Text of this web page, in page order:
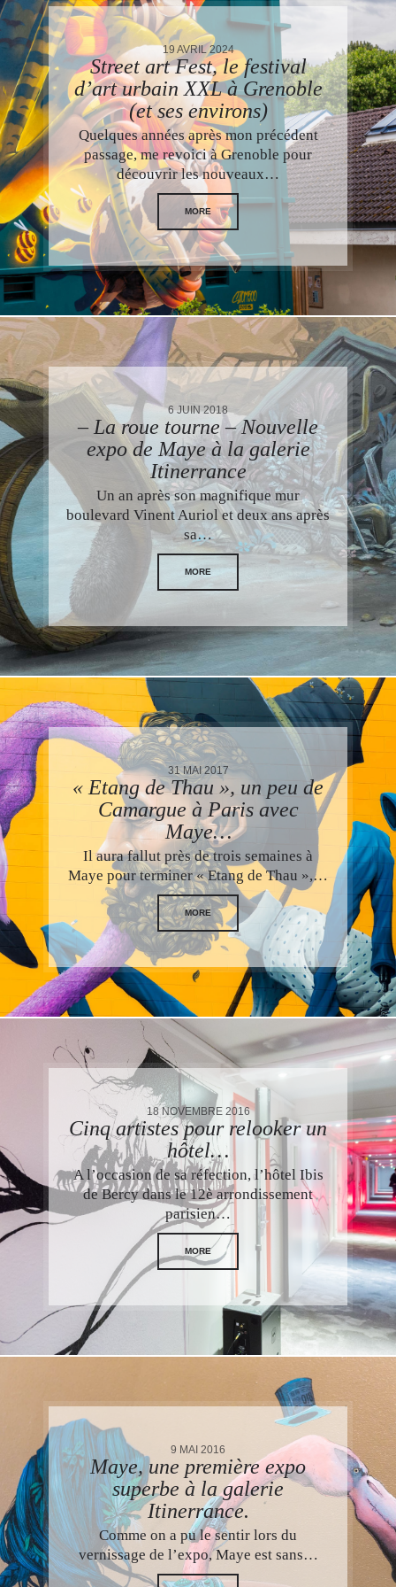
19 AVRIL 2024
Street art Fest, le festival
d’art urbain XXL à Grenoble
(et ses environs)
Quelques années après mon précédent
passage, me revoici à Grenoble pour
découvrir les nouveaux…
MORE
6 JUIN 2018
– La roue tourne – Nouvelle
expo de Maye à la galerie
Itinerrance
Un an après son magnifique mur
boulevard Vinent Auriol et deux ans après
sa…
MORE
31 MAI 2017
« Etang de Thau », un peu de
Camargue à Paris avec
Maye…
Il aura fallut près de trois semaines à
Maye pour terminer « Etang de Thau »,…
MORE
18 NOVEMBRE 2016
Cinq artistes pour relooker un
hôtel…
A l’occasion de sa réfection, l’hôtel Ibis
de Bercy dans le 12è arrondissement
parisien…
MORE
9 MAI 2016
Maye, une première expo
superbe à la galerie
Itinerrance.
Comme on a pu le sentir lors du
vernissage de l’expo, Maye est sans…